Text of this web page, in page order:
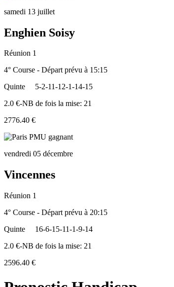
samedi 13 juillet
Enghien Soisy
Réunion 1
4° Course - Départ prévu à 15:15
Quinte
5-2-11-12-1-14-15
2.0 €-NB de fois la mise: 21
2776.40 €
vendredi 05 décembre
Vincennes
Réunion 1
4° Course - Départ prévu à 20:15
Quinte
16-6-15-11-1-9-14
2.0 €-NB de fois la mise: 21
2596.40 €